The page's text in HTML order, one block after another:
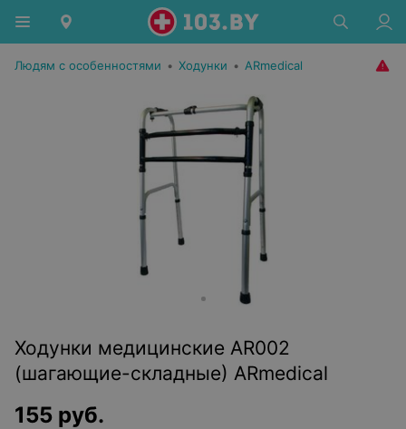
Людям с особенностями • Ходунки • ARmedical
Ходунки медицинские AR002
(шагающие-складные) ARmedical
155 руб.